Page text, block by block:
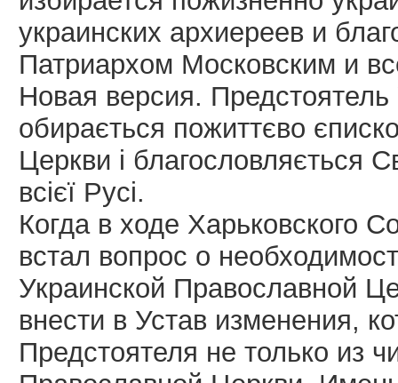
украинских архиереев и
Патриархом Московским и
Новая версия. Предстоятель
обирається пожиттєво
Церкви і благословляється
всієї Русі.
Когда в ходе Харьковского
встал вопрос о
Украинской Православной
внести в Устав изменения,
Предстоятеля не только из